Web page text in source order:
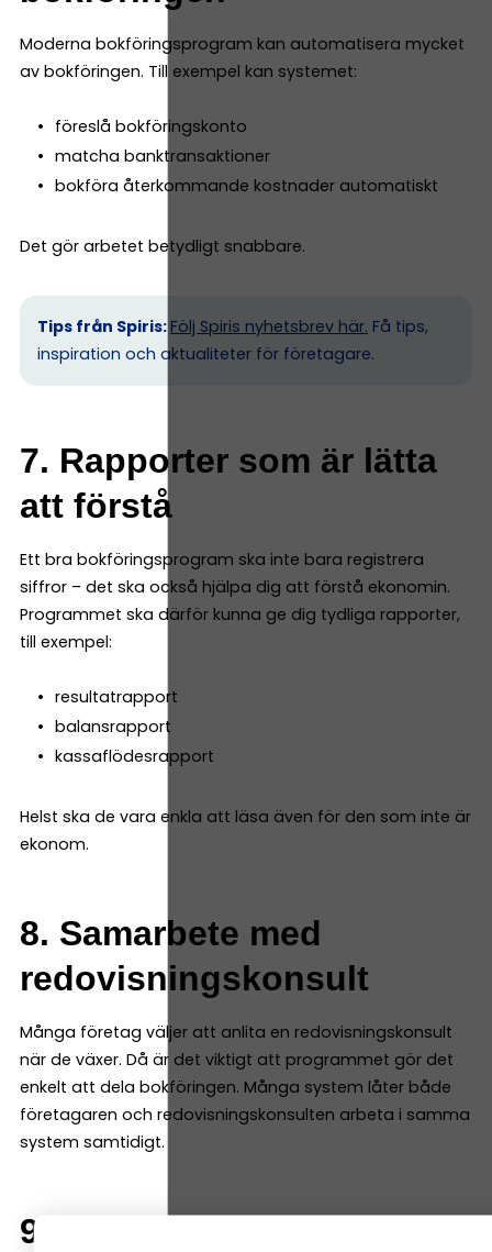
Moderna bokföringsprogram kan automatisera mycket
av bokföringen. Till exempel kan systemet:
föreslå bokföringskonto
matcha banktransaktioner
bokföra återkommande kostnader automatiskt
Det gör arbetet betydligt snabbare.
Tips från Spiris: Följ Spiris nyhetsbrev här. Få tips,
inspiration och aktualiteter för företagare.
7. Rapporter som är lätta
att förstå
Ett bra bokföringsprogram ska inte bara registrera
siffror – det ska också hjälpa dig att förstå ekonomin.
Programmet ska därför kunna ge dig tydliga rapporter,
till exempel:
resultatrapport
balansrapport
kassaflödesrapport
Helst ska de vara enkla att läsa även för den som inte är
ekonom.
8. Samarbete med
redovisningskonsult
Många företag väljer att anlita en redovisningskonsult
när de växer. Då är det viktigt att programmet gör det
enkelt att dela bokföringen. Många system låter både
företagaren och redovisningskonsulten arbeta i samma
system samtidigt.
9. Möjlighet att växa med